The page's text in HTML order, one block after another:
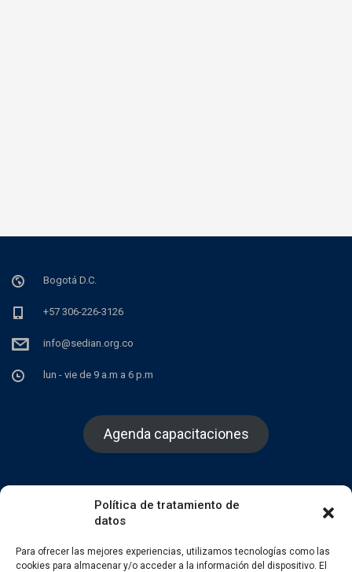
Política de tratamiento de
datos
Para ofrecer las mejores experiencias, utilizamos tecnologías como las
cookies para almacenar y/o acceder a la información del dispositivo. El
Bogotá D.C.
+57 306-226-3126
info@sedian.org.co
lun - vie de 9 a.m a 6 p.m
Agenda capacitaciones